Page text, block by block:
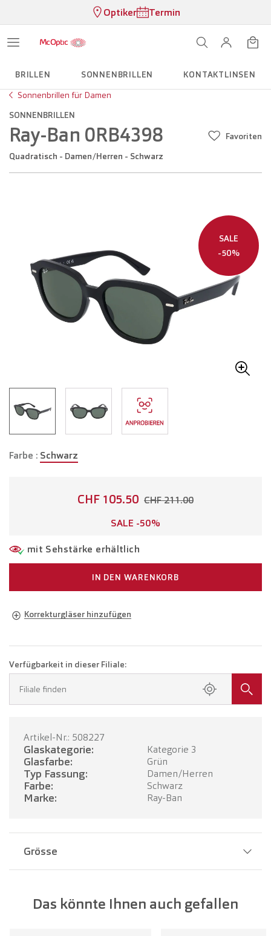
Optiker Termin
BRILLEN SONNENBRILLEN
KONTAKTLINSEN
Sonnenbrillen für Damen
SONNENBRILLEN
Ray-Ban 0RB4398
Quadratisch - Damen/Herren - Schwarz
Favoriten
SALE
-50%
Farbe : Schwarz
CHF 105.50 CHF 211.00
SALE -50%
mit Sehstärke erhältlich
IN DEN WARENKORB
Korrekturgläser hinzufügen
Brille mit Einstärkengläsern
TERMIN BUCHEN
Verfügbarkeit in dieser Filiale:
Filiale finden
Artikel-Nr.: 508227
Glaskategorie: Kategorie 3
Glasfarbe: Grün
Typ Fassung: Damen/Herren
Farbe: Schwarz
Marke: Ray-Ban
Grösse
Glasbreite: 53 mm
Das könnte Ihnen auch gefallen